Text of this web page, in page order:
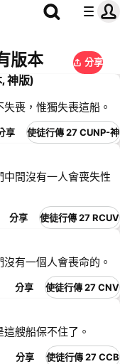
版本 分享
神版)
喪，惟獨失喪這船。
享 使徒行傳 27 CUNP-神
間沒有一人會喪失性
分享 使徒行傳 27 RCUV
有一個人會喪命的。
分享 使徒行傳 27 CNV
艘船保不住了。
分享 使徒行傳 27 CCB